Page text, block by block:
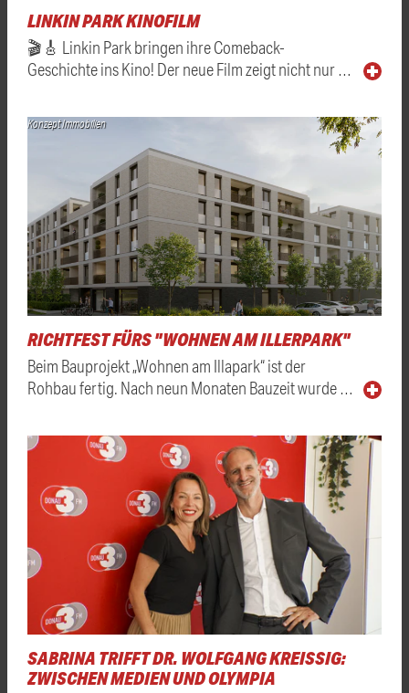
LINKIN PARK KINOFILM
🎬🎸 Linkin Park bringen ihre Comeback-
Geschichte ins Kino! Der neue Film zeigt nicht nur …
Konzept Immobilien
RICHTFEST FÜRS "WOHNEN AM ILLERPARK"
Beim Bauprojekt „Wohnen am Illapark“ ist der
Rohbau fertig. Nach neun Monaten Bauzeit wurde …
SABRINA TRIFFT DR. WOLFGANG KREISSIG: Z
WISCHEN MEDIEN UND OLYMPIA